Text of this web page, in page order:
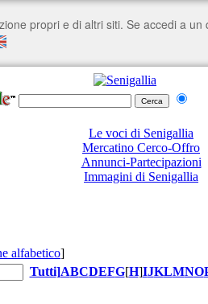
Le voci di Senigallia
Mercatino Cerco-Offro
Annunci-Partecipazioni
Immagini di Senigallia
alfabetico]
Tutti]ABCDEFG[H]IJKLMNO